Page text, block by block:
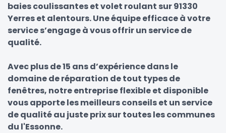
baies coulissantes et volet roulant sur 91330
Yerres et alentours. Une équipe efficace à votre
service s’engage à vous offrir un service de
qualité.
Avec plus de 15 ans d’expérience dans le
domaine de réparation de tout types de
fenêtres, notre entreprise flexible et disponible
vous apporte les meilleurs conseils et un service
de qualité au juste prix sur toutes les communes
du l'Essonne.